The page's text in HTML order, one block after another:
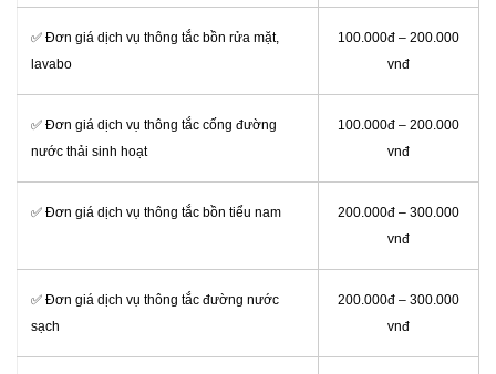
✅ Đơn giá dịch vụ thông tắc bồn rửa mặt,
lavabo
100.000đ – 200.000
vnđ
‎✅ Đơn giá dịch vụ thông tắc cống đường
nước thải sinh hoạt
100.000đ – 200.000
vnđ
✅ Đơn giá dịch vụ thông tắc bồn tiểu nam
200.000đ – 300.000
vnđ
✅ Đơn giá dịch vụ thông tắc đường nước
sạch
200.000đ – 300.000
vnđ